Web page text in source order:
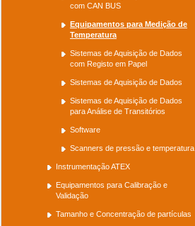
com CAN BUS
Equipamentos para Medição de
Temperatura
Sistemas de Aquisição de Dados
com Registo em Papel
Sistemas de Aquisição de Dados
Sistemas de Aquisição de Dados
para Análise de Transitórios
Software
Scanners de pressão e temperatura
Instrumentação ATEX
Equipamentos para Calibração e
Validação
Tamanho e Concentração de partículas